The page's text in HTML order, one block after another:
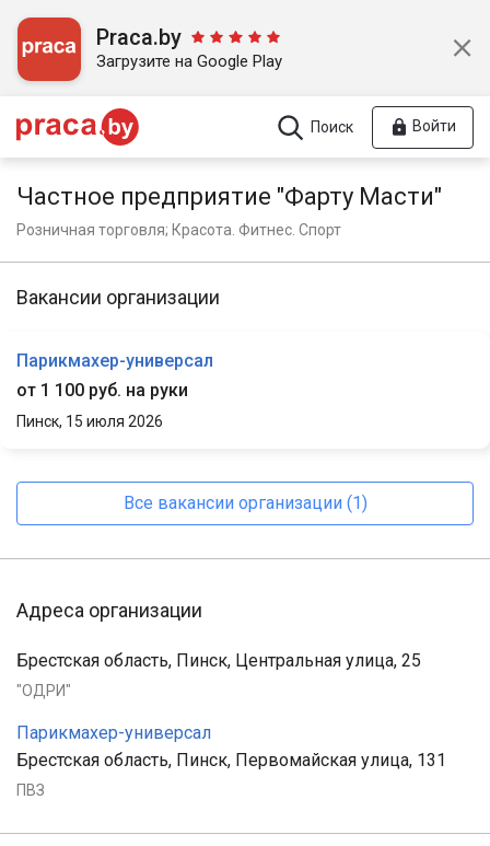
Praca.by
Загрузите на Google Play
Поиск Войти
Частное предприятие "Фарту Масти"
Розничная торговля; Красота. Фитнес. Спорт
Вакансии организации
Парикмахер-универсал
от 1 100 руб. на руки
Пинск, 15 июля 2026
Все вакансии организации (1)
Адреса организации
Брестская область, Пинск, Центральная улица, 25
"ОДРИ"
Парикмахер-универсал
Брестская область, Пинск, Первомайская улица, 131
ПВЗ